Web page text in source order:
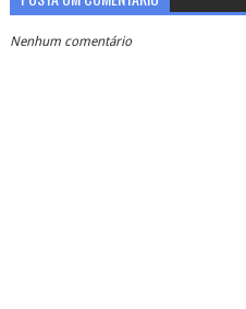
Nenhum comentário